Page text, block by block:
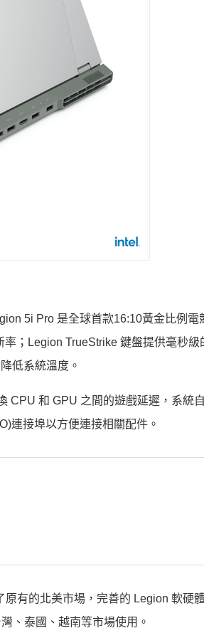
5i Pro 是全球首款16:10黃金比例電
；Legion TrueStrike 鍵盤提供毫秒級
低系統溫度。
CPU 和 GPU 之間的遊戲延遲，系統
連接埠以方便連接相關配件。
有的北美市場，完善的 Legion 軟硬
、泰國、越南等市場使用。